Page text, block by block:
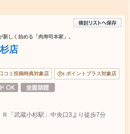
しく始める「肉寿司本家」。
店
コミ投稿特典対象店 ポイントプラス対象店
「武蔵小杉駅」中央口3より徒歩7分